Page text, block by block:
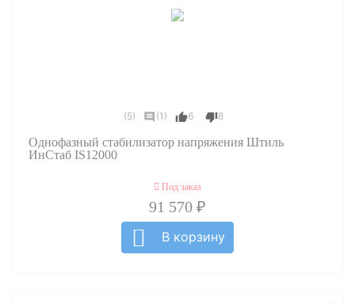
(5) (1) 6 8
Однофазный стабилизатор напряжения Штиль
ИнСтаб IS12000
Под заказ
91 570 ₽
В корзину